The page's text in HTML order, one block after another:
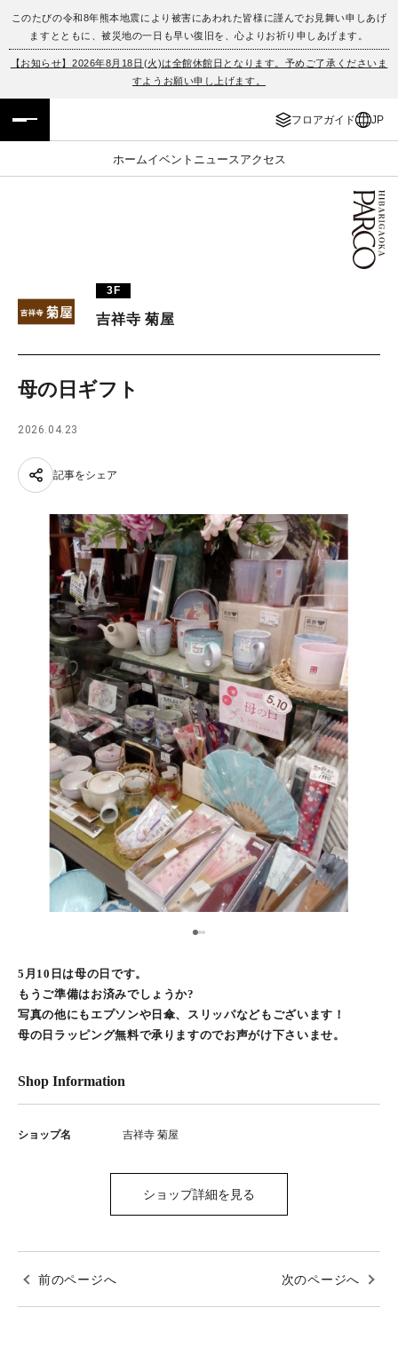
このたびの令和8年熊本地震により被害にあわれた皆様に謹んでお見舞い申しあげ
ますとともに、被災地の一日も早い復旧を、心よりお祈り申しあげます。
【お知らせ】2026年8月18日(火)は全館休館日となります。予めご了承くださいま
すようお願い申し上げます。
フロアガイド JP
ホームイベント ニュース アクセス
フロアガイド
イベント・ポップアップ
ニュース
PARCOメンバーズ
ENGLISH
簡体字
한국어
3F
吉祥寺 菊屋
母の日ギフト
2026.04.23
記事をシェア
12
5月10日は母の日です。
もうご準備はお済みでしょうか?
写真の他にもエプソンや日傘、スリッパなどもございます！
母の日ラッピング無料で承りますのでお声がけ下さいませ。
Shop Information
ショップ名 吉祥寺 菊屋
ショップ詳細を見る
前のページへ 次のページへ